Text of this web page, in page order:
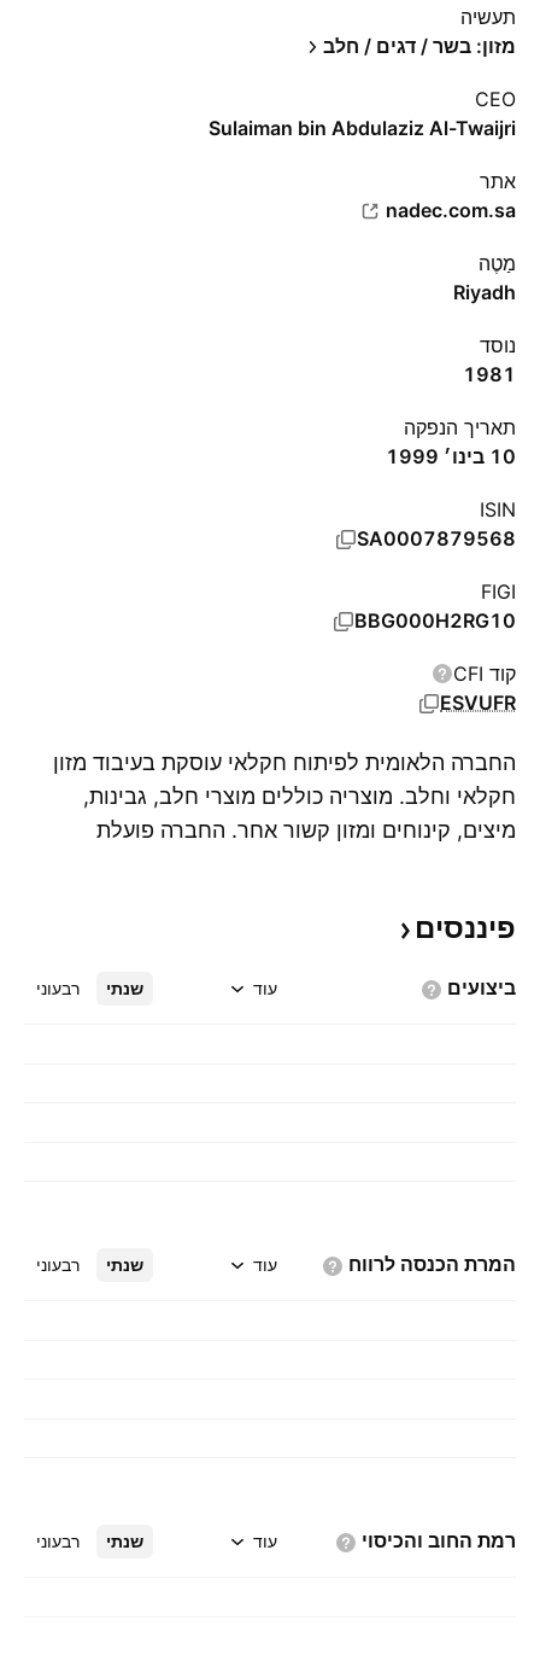
תעשיה
מזון: בשר / דגים / חלב
CEO
Sulaiman bin Abdulaziz Al-Twaijri
אתר‏
nadec.com.sa
מַטֶה
Riyadh
נוסד
1981
תאריך הנפקה
10 בינו׳ 1999
ISIN
SA0007879568
FIGI
BBG000H2RG10
קוד CFI
ESVUFR
החברה הלאומית לפיתוח חקלאי עוסקת בעיבוד מזון
חקלאי וחלב. מוצריה כוללים מוצרי חלב, גבינות,
מיצים, קינוחים ומזון קשור אחר. החברה פועלת
ערב הסעודית.
פיננסים
ביצועים שנתי רבעוני עוד
המרת הכנסה לרווח שנתי רבעוני עוד
רמת החוב והכיסוי שנתי רבעוני עוד